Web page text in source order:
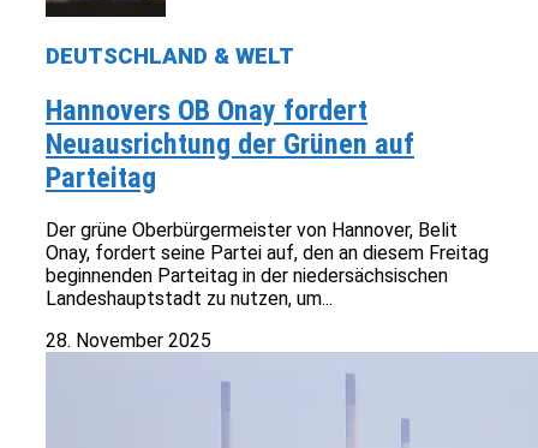
DEUTSCHLAND & WELT
Hannovers OB Onay fordert
Neuausrichtung der Grünen auf
Parteitag
Der grüne Oberbürgermeister von Hannover, Belit
Onay, fordert seine Partei auf, den an diesem Freitag
beginnenden Parteitag in der niedersächsischen
Landeshauptstadt zu nutzen, um...
28. November 2025